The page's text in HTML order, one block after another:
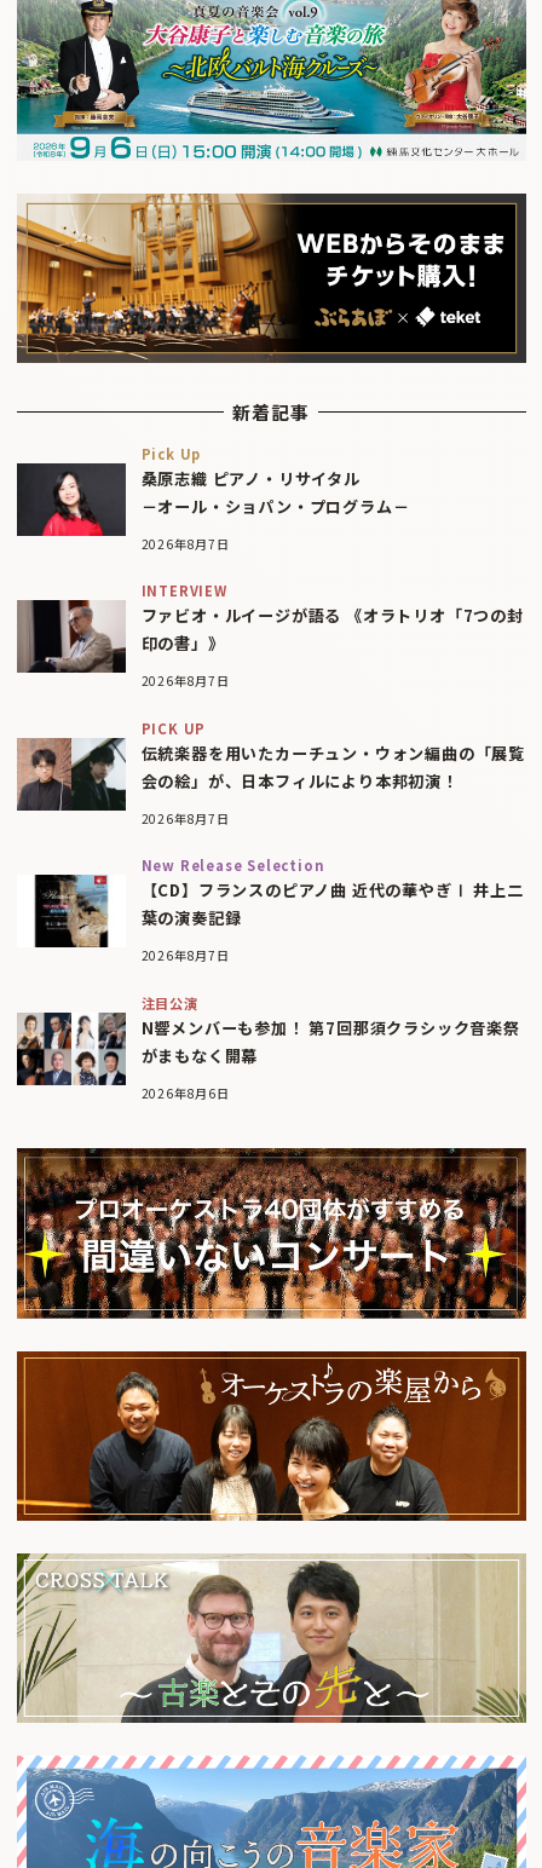
新着記事
Pick Up
桑原志織 ピアノ・リサイタル
－オール・ショパン・プログラム－
2026年8月7日
INTERVIEW
ファビオ・ルイージが語る 《オラトリオ「7つの封
印の書」》
2026年8月7日
PICK UP
伝統楽器を用いたカーチュン・ウォン編曲の「展覧
会の絵」が、日本フィルにより本邦初演！
2026年8月7日
New Release Selection
【CD】フランスのピアノ曲 近代の華やぎⅠ 井上二
葉の演奏記録
2026年8月7日
注目公演
N響メンバーも参加！ 第7回那須クラシック音楽祭
がまもなく開幕
2026年8月6日